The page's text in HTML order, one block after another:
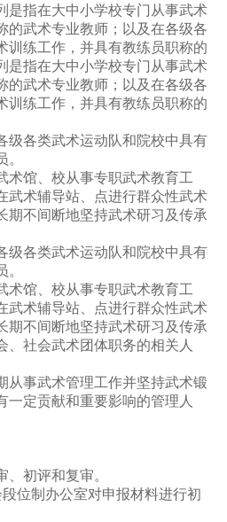
是指在大中小学校专门从事武术
的武术专业教师；以及在各级各
训练工作，并具有教练员职称的
是指在大中小学校专门从事武术
的武术专业教师；以及在各级各
训练工作，并具有教练员职称的
级各类武术运动队和院校中具有
术馆、校从事专职武术教育工
武术辅导站、点进行群众性武术
期不间断地坚持武术研习及传承
级各类武术运动队和院校中具有
术馆、校从事专职武术教育工
武术辅导站、点进行群众性武术
期不间断地坚持武术研习及传承
、社会武术团体职务的相关人
从事武术管理工作并坚持武术锻
一定贡献和重要影响的管理人
初评和复审。
位制办公室对申报材料进行初